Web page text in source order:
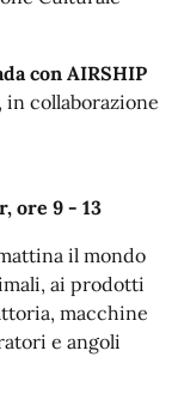
con AIRSHIP
in collaborazione
ore 9 - 13
il mondo
ai prodotti
macchine
e angoli